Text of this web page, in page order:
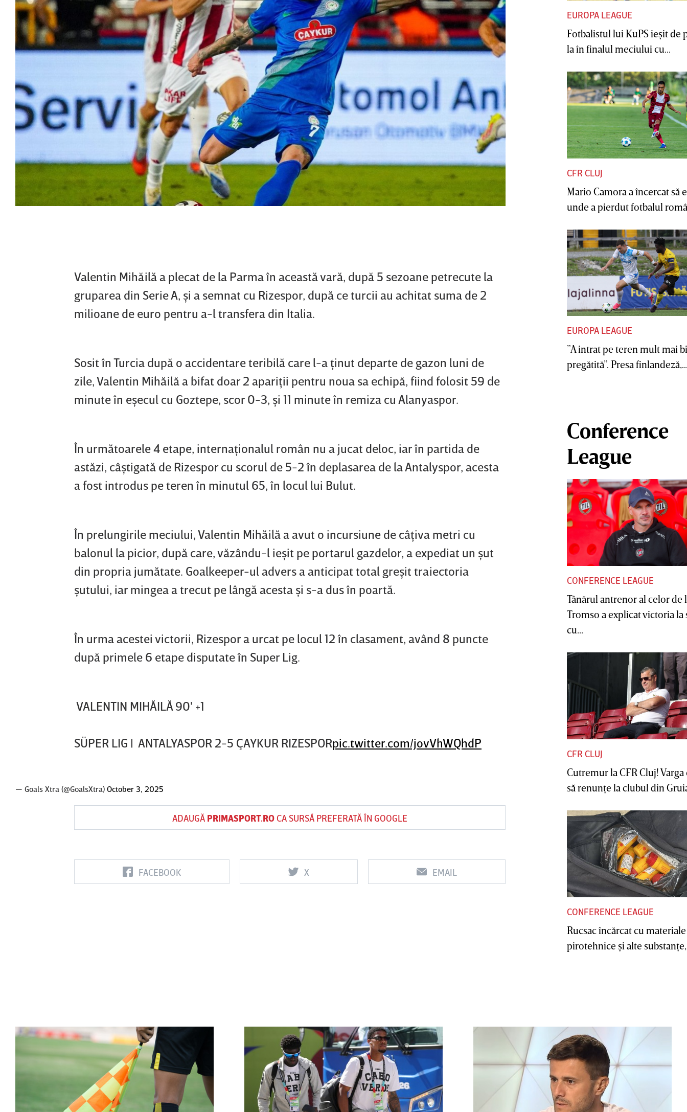
Valentin Mihăilă a plecat de la Parma în această vară, după 5 sezoane petrecute la
gruparea din Serie A, şi a semnat cu Rizespor, după ce turcii au achitat suma de 2
milioane de euro pentru a-l transfera din Italia.
Sosit în Turcia după o accidentare teribilă care l-a ţinut departe de gazon luni de
zile, Valentin Mihăilă a bifat doar 2 apariţii pentru noua sa echipă, fiind folosit 59 de
minute în eşecul cu Goztepe, scor 0-3, şi 11 minute în remiza cu Alanyaspor.
În următoarele 4 etape, internaţionalul român nu a jucat deloc, iar în partida de
astăzi, câştigată de Rizespor cu scorul de 5-2 în deplasarea de la Antalyspor, acesta
a fost introdus pe teren în minutul 65, în locul lui Bulut.
În prelungirile meciului, Valentin Mihăilă a avut o incursiune de câţiva metri cu
balonul la picior, după care, văzându-l ieşit pe portarul gazdelor, a expediat un şut
din propria jumătate. Goalkeeper-ul advers a anticipat total greşit traiectoria
şutului, iar mingea a trecut pe lângă acesta şi s-a dus în poartă.
În urma acestei victorii, Rizespor a urcat pe locul 12 în clasament, având 8 puncte
după primele 6 etape disputate în Super Lig.
VALENTIN MIHĂILĂ 90' +1
SÜPER LIG | ANTALYASPOR 2-5 ÇAYKUR RIZESPORpic.twitter.com/jovVhWQhdP
— Goals Xtra (@GoalsXtra) October 3, 2025
ADAUGĂ PRIMASPORT.ROCA SURSĂ PREFERATĂ ÎN GOOGLE
FACEBOOK X EMAIL
EUROPA LEAGUE
Fotbalistul lui KuPS ieşit de
la în finalul meciului cu...
CFR CLUJ
Mario Camora a încercat să
unde a pierdut fotbalul
EUROPA LEAGUE
”A intrat pe teren mult mai
pregătită”. Presa
Conference
League
CONFERENCE LEAGUE
Tânărul antrenor al celor de
Tromso a explicat victoria la
cu...
CFR CLUJ
Cutremur la CFR Cluj! Varga
să renunţe la clubul din
CONFERENCE LEAGUE
Rucsac încărcat cu materiale
pirotehnice şi alte substanţe,